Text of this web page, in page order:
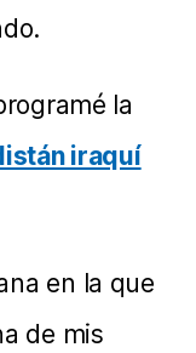
la
iraquí
en la que
de mis